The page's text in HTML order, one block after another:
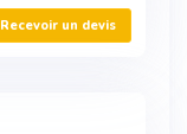
Recevoir un devis